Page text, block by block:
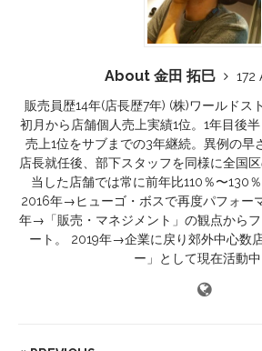
About 金田 拓巳
172
販売員歴14年(店長歴7年) (株)ワールドス
初月から店舗個人売上実績1位。1年目後
売上1位をサブまでの3年継続。異例の早
店長就任後、部下スタッフを同様に全国
当した店舗では常に前年比110％〜130
2016年→ヒューゴ・ボスで再度パフォー
年→「販売・マネジメント」の観点から
ート。 2019年→企業に戻り郊外中心数
ー」として現在活動中